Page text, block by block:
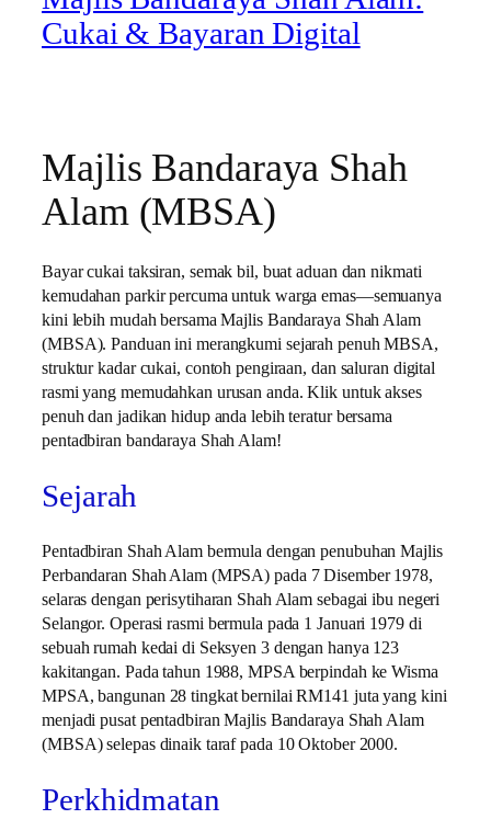
Cukai & Bayaran Digital
Majlis Bandaraya Shah
Alam (MBSA)
Bayar cukai taksiran, semak bil, buat aduan dan nikmati
kemudahan parkir percuma untuk warga emas—semuanya
kini lebih mudah bersama Majlis Bandaraya Shah Alam
(MBSA). Panduan ini merangkumi sejarah penuh MBSA,
struktur kadar cukai, contoh pengiraan, dan saluran digital
rasmi yang memudahkan urusan anda. Klik untuk akses
penuh dan jadikan hidup anda lebih teratur bersama
pentadbiran bandaraya Shah Alam!
Sejarah
Pentadbiran Shah Alam bermula dengan penubuhan Majlis
Perbandaran Shah Alam (MPSA) pada 7 Disember 1978,
selaras dengan perisytiharan Shah Alam sebagai ibu negeri
Selangor. Operasi rasmi bermula pada 1 Januari 1979 di
sebuah rumah kedai di Seksyen 3 dengan hanya 123
kakitangan. Pada tahun 1988, MPSA berpindah ke Wisma
MPSA, bangunan 28 tingkat bernilai RM141 juta yang kini
menjadi pusat pentadbiran Majlis Bandaraya Shah Alam
(MBSA) selepas dinaik taraf pada 10 Oktober 2000.
Perkhidmatan